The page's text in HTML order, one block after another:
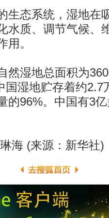
态系统，湿地在
水质、调节气候、
用。
湿地总面积为
国湿地贮存着约2.7
的96%。中国有3
(来源：新华社)